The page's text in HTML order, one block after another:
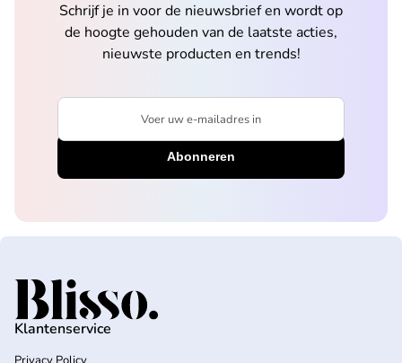
Schrijf je in voor de nieuwsbrief en wordt op
de hoogte gehouden van de laatste acties,
nieuwste producten en trends!
Voer uw e-mailadres in
Home
Klantenservice